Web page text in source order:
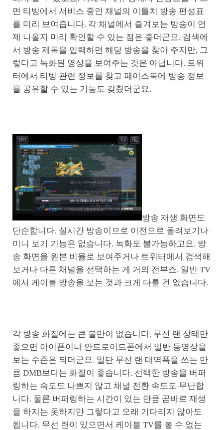
면 티빙에서 서비스 중인 채널의 이틀치 방송 편성표
를 미리 보여줍니다. 각 채널에서 즐겨보는 방송이 언
제 나올지 미리 확인할 수 있는 점은 좋더군요. 검색에
서 방송 제목을 입력하면 해당 방송을 찾아 주지만, 그
렇다고 녹화된 영상을 보여주는 것은 아닙니다. 트위
터에서 티빙 관련 정보를 찾고 페이스북에 방송 정보
를 공유할 수 있는 기능도 갖췄더군요.
방송 재생 화면도
단순합니다. 실시간 방송이므로 이전으로 돌려보기나
미니 보기 기능은 없습니다. 녹화도 불가능하고요. 방
송 화면을 원본 비율로 보여주거나 트위터에서 검색해
보거나 다른 채널을 선택하는 게 거의 전부죠. 일반 TV
에서 케이블 방송을 보는 것과 크게 다를 건 없습니다.
각 방송 화질에는 큰 불만이 없습니다. 무선 랜 상태만
좋으면 아이폰이나 안드로이드폰에서 일반 동영상을
보는 수준은 되더군요. 일단 무선 랜 대역폭을 쓰는 만
큼 DMB보다는 화질이 좋습니다. 선택한 방송을 버퍼
링하는 속도도 나쁘지 않고 채널 전환 속도도 무난합
니다. 물론 버퍼링하는 시간이 있는 만큼 곧바로 재생
을 하지는 못하지만 그렇다고 오래 기다리지 않아도
됩니다. 무선 랜이 있으면서 케이블 TV를 볼 수 없는